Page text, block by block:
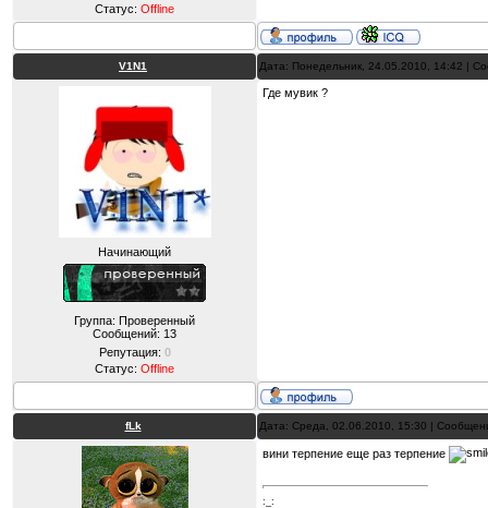
Статус: Offline
V1N1 Дата: Понедельник, 24.05.2010, 14:42 |
Начинающий
Группа: Проверенный
Сообщений: 13
Репутация: 0
Статус: Offline
Где мувик ?
fLk Дата: Среда, 02.06.2010, 15:30 |
вини терпение еще раз терпение
:_: